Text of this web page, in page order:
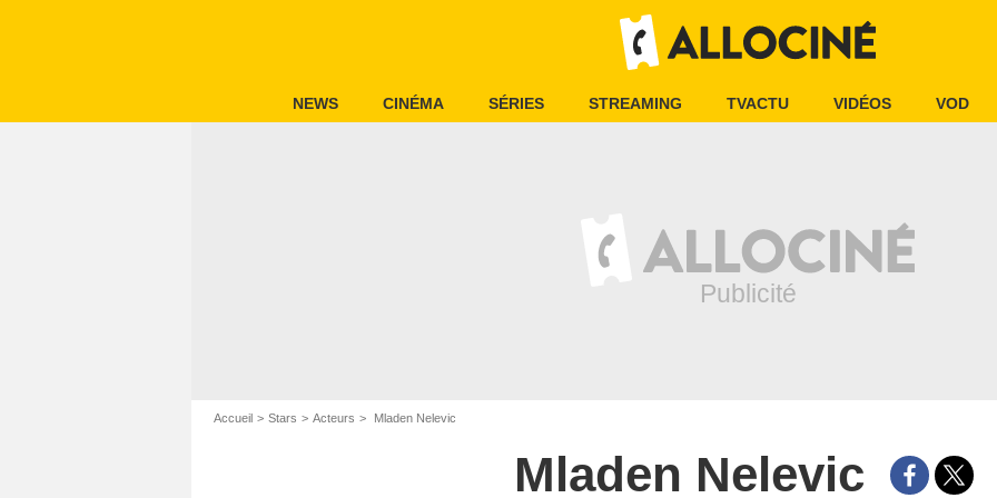
NEWS CINÉMA SÉRIES STREAMING TVACTU VIDÉOS VOD
Accueil Stars Acteurs Mladen Nelevic
Mladen Nelevic